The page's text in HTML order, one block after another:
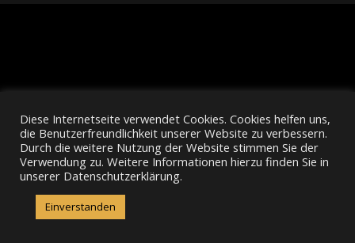
Diese Internetseite verwendet Cookies. Cookies helfen uns,
die Benutzerfreundlichkeit unserer Website zu verbessern.
Durch die weitere Nutzung der Website stimmen Sie der
Verwendung zu. Weitere Informationen hierzu finden Sie in
unserer Datenschutzerklärung.
Einverstanden